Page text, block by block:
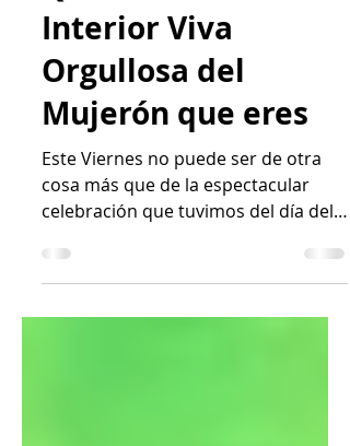
Que Tu Niña
Interior Viva
Orgullosa del
Mujerón que eres
Este Viernes no puede ser de otra
cosa más que de la espectacular
celebración que tuvimos del día del